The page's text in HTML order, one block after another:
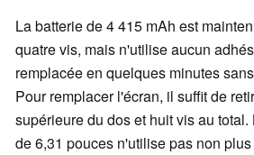
La batterie de 4 415 mAh est
quatre vis, mais n'utilise aucun
remplacée en quelques minutes
Pour remplacer l'écran, il suffit de
supérieure du dos et huit vis au total.
de 6,31 pouces n'utilise pas non